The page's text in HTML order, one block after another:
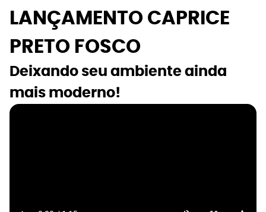
LANÇAMENTO CAPRICE
PRETO FOSCO
Deixando seu ambiente ainda
mais moderno!